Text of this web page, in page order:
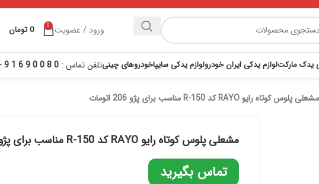
ورود / عضویت 0
0 تومان
یدک مارکتلوازم یدکی ایران خودرولوازم یدکی سایپاخودروهای چینیتلفن تماس : 0 8 0 0 9 6 1 9 - 021
مشعلی پلوس کوتاه رایو RAYO کد R-150 مناسب برای پژو 206 اتومات
مشعلی پلوس کوتاه رایو RAYO کد R-150 مناسب برای پژو 206 اتومات
تماس بگیرید